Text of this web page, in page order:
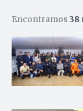
Encontramos 38